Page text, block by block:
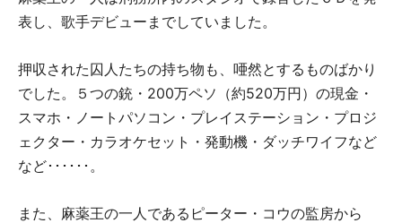
表し、歌手デビューまでしていました。
押収された囚人たちの持ち物も、唖然とするものばかり
でした。５つの銃・200万ペソ（約520万円）の現金・
スマホ・ノートパソコン・プレイステーション・プロジ
ェクター・カラオケセット・発動機・ダッチワイフなど
など･･････。
また、麻薬王の一人であるピーター・コウの監房から